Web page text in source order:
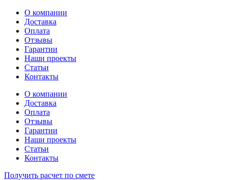
Перейти
содержимому
О компании
Доставка
Оплата
Отзывы
Гарантии
Наши проекты
Статьи
Контакты
О компании
Доставка
Оплата
Отзывы
Гарантии
Наши проекты
Статьи
Контакты
Получить расчет по смете